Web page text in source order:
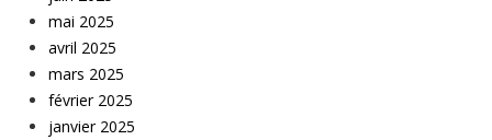
mai 2025
avril 2025
mars 2025
février 2025
janvier 2025